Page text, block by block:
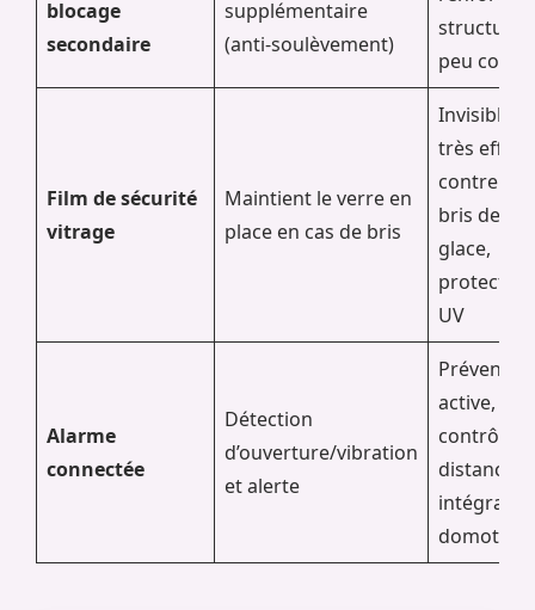
blocage
secondaire
supplémentaire
(anti-soulèvement)
structure,
peu
Film de sécurité
vitrage
Maintient le verre en
place en cas de bris
Invisible,
très
contre le
bris de
glace,
protection
UV
Alarme
connectée
Détection
d’ouverture/vibration
et alerte
active,
contrôle à
distance,